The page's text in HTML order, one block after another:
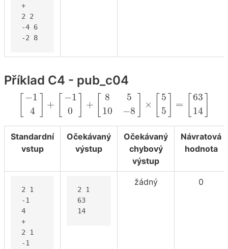
+
2 2
-4 6
-2 8
Příklad C4 - pub_c04
−1
4
+
−1
0
+
8
5
10
−8
×
5
5
=
63
14
− 1 + −1 0 8 5 8 × 5]=[ 14]
Standardní
vstup
Očekávaný
výstup
Očekávaný
chybový
výstup
Návratová
hodnota
2 1
-1
4
+
2 1
-1
2 1
63
14
žádný 0